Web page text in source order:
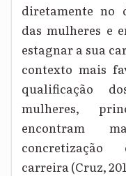
diretamente no
das mulheres e
estagnar a sua
contexto mais
qualificação
mulheres,
encontram
carreira (Cruz,